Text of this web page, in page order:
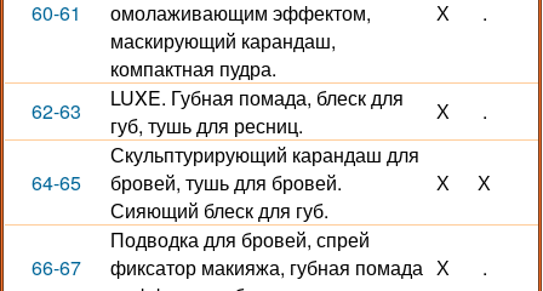
60-61
омолаживающим эффектом,
маскирующий карандаш,
компактная пудра.
Х .
62-63
LUXE. Губная помада, блеск для
губ, тушь для ресниц.
Х .
64-65
Скульптурирующий карандаш для
бровей, тушь для бровей.
Сияющий блеск для губ.
Х Х
66-67
Подводка для бровей, спрей
фиксатор макияжа, губная помада Х .